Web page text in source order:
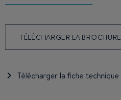
TÉLÉCHARGER LA BROCHURE
Télécharger la fiche technique